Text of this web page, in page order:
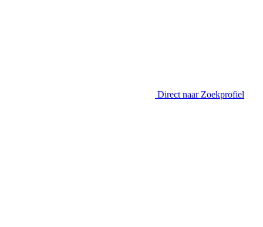
Direct naar Zoekprofiel